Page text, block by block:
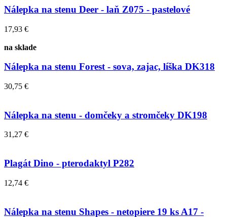
Nálepka na stenu Deer - laň Z075 - pastelové
17,93 €
na sklade
Nálepka na stenu Forest - sova, zajac, líška DK318
30,75 €
Nálepka na stenu - domčeky a stromčeky DK198
31,27 €
Plagát Dino - pterodaktyl P282
12,74 €
Nálepka na stenu Shapes - netopiere 19 ks A17 -